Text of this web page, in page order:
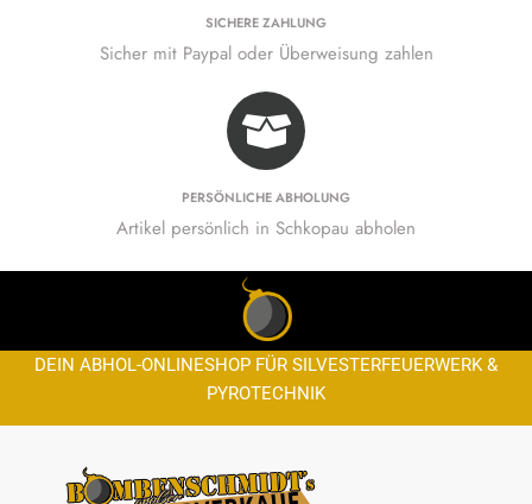
SICHERE ZAHLUNG
Sicher mit Paypal oder Überweisung zahlen
PERSÖNLICHE ABHOLUNG
Artikel persönlich in Schkopau abholen
DEIN ABHOL-ONLINESHOP FÜR SILVESTERFEUERWERK &
PYROTECHNIK